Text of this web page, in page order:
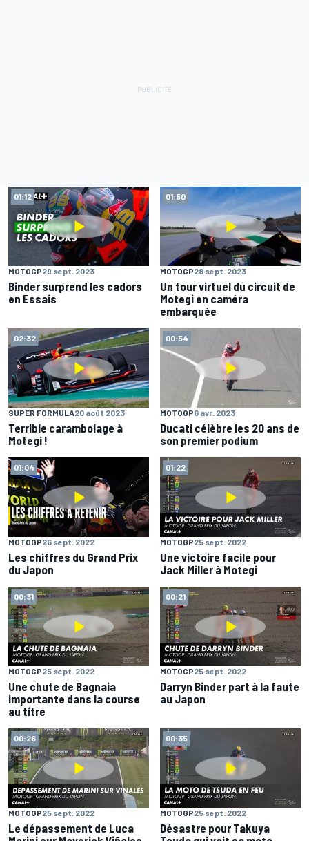
01:12
MOTOGP29 sept. 2023
Binder surprend les cadors
en Essais
01:50
MOTOGP28 sept. 2023
Un tour virtuel du circuit de
Motegi en caméra
embarquée
02:32
SUPER FORMULA20 août 2023
Terrible carambolage à
Motegi !
00:54
MOTOGP6 avr. 2023
Ducati célèbre les 20 ans de
son premier podium
01:04
MOTOGP26 sept. 2022
Les chiffres du Grand Prix
du Japon
01:22
MOTOGP25 sept. 2022
Une victoire facile pour
Jack Miller à Motegi
00:31
MOTOGP25 sept. 2022
Une chute de Bagnaia
importante dans la course
au titre
00:21
MOTOGP25 sept. 2022
Darryn Binder part à la faute
au Japon
00:26
MOTOGP25 sept. 2022
Le dépassement de Luca
00:35
MOTOGP25 sept. 2022
Désastre pour Takuya